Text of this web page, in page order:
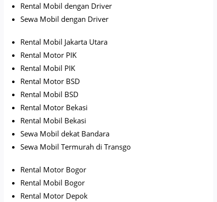
Rental Mobil dengan Driver
Sewa Mobil dengan Driver
Rental Mobil Jakarta Utara
Rental Motor PIK
Rental Mobil PIK
Rental Motor BSD
Rental Mobil BSD
Rental Motor Bekasi
Rental Mobil Bekasi
Sewa Mobil dekat Bandara
Sewa Mobil Termurah di Transgo
Rental Motor Bogor
Rental Mobil Bogor
Rental Motor Depok